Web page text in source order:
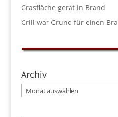
Grasfläche gerät in Brand
Grill war Grund für einen
Archiv
Archiv